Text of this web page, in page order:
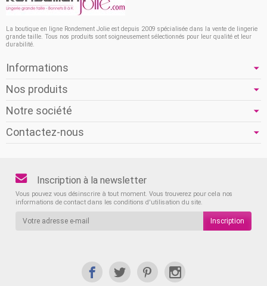
La boutique en ligne Rondement Jolie est depuis 2009 spécialisée dans la vente de lingerie
grande taille. Tous nos produits sont soigneusement sélectionnés pour leur qualité et leur
durabilité.
Informations
Nos produits
Notre société
Contactez-nous
Inscription à la newsletter
Vous pouvez vous désinscrire à tout moment. Vous trouverez pour cela nos
informations de contact dans les conditions d'utilisation du site.
Inscription